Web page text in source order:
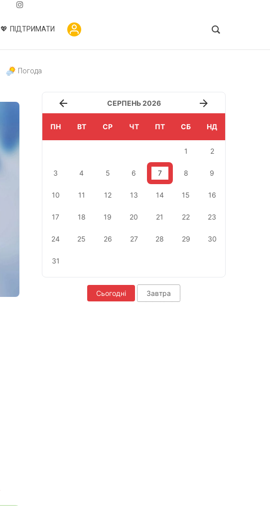
ПІДТРИМАТИ
Погода
СЕРПЕНЬ 2026
ПН ВТ СР ЧТ ПТ СБ НД
1 2
3 4 5 6 7 8 9
10 11 12 13 14 15 16
17 18 19 20 21 22 23
24 25 26 27 28 29 30
31
Сьогодні Завтра